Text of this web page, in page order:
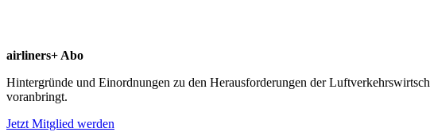
airliners+ Abo
Hintergründe und Einordnungen zu den Herausforderungen der
voranbringt.
Jetzt Mitglied werden